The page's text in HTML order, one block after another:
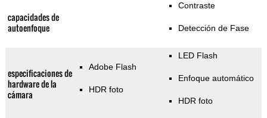
capacidades de
autoenfoque
Contraste
Detección de Fase
especificaciones de
hardware de la
cámara
Adobe Flash
HDR foto
LED Flash
Enfoque automático
HDR foto